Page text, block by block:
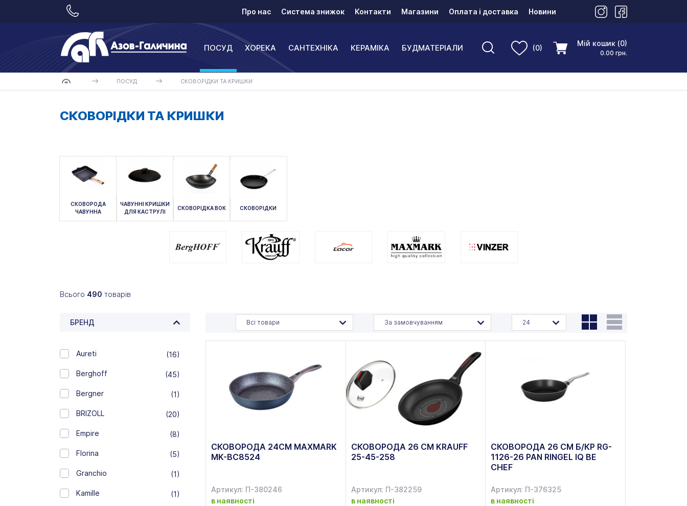
Про нас Система знижок Контакти Магазини Оплата і доставка Новини
ПОСУД ХОРЕКА САНТЕХНІКА КЕРАМІКА БУДМАТЕРІАЛИ (0)
Мій кошик (0)
0.00 грн.
ПОСУД СКОВОРІДКИ ТА КРИШКИ
СКОВОРІДКИ ТА КРИШКИ
СКОВОРОДА
ЧАВУННА
ЧАВУННІ КРИШКИ
ДЛЯ КАСТРУЛІ
СКОВОРІДКА ВОК СКОВОРІДКИ
Всього 490 товарів
БРЕНД
Aureti (16)
Berghoff (45)
Bergner (1)
BRIZOLL (20)
Empire (8)
Florina (5)
Granchio (1)
Kamille (1)
Всі товари За замовчуванням 24
СКОВОРОДА 24СМ MAXMARK
MK-BC8524
Артикул: П-380246
в наявності
СКОВОРОДА 26 СМ KRAUFF
25-45-258
Артикул: П-382259
в наявності
СКОВОРОДА 26 СМ Б/КР RG-
1126-26 PAN RINGEL IQ BE
CHEF
Артикул: П-376325
в наявності